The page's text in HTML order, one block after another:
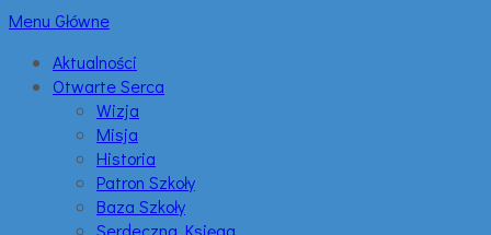
Menu Główne
Aktualności
Otwarte Serca
Wizja
Misja
Historia
Patron Szkoły
Baza Szkoły
Serdeczna Księga